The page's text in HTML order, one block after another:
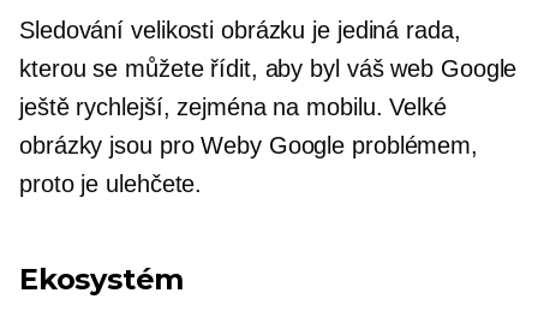
Sledování velikosti obrázku je jediná rada,
kterou se můžete řídit, aby byl váš web Google
ještě rychlejší, zejména na mobilu. Velké
obrázky jsou pro Weby Google problémem,
proto je ulehčete.
Ekosystém